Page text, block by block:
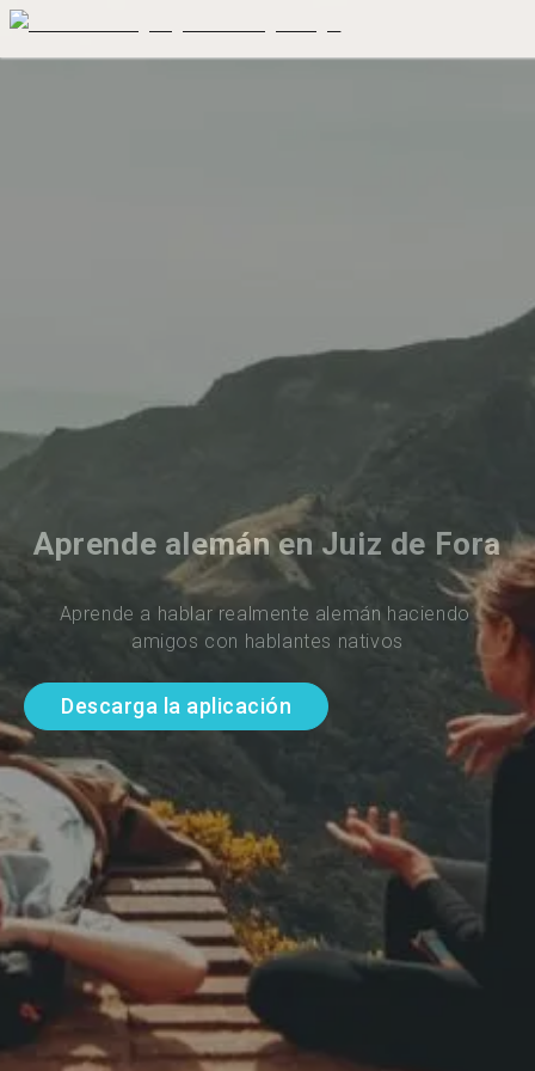
Aprende alemán en Juiz de Fora
Aprende a hablar realmente alemán haciendo
amigos con hablantes nativos
Descarga la aplicación